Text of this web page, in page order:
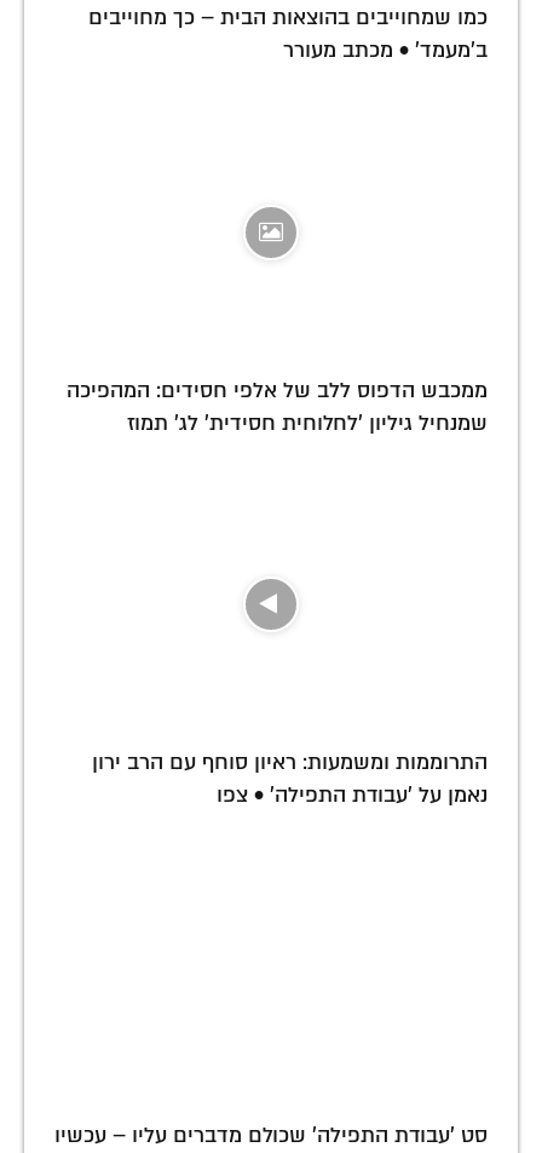
כמו שמחוייבים בהוצאות הבית – כך מחוייבים
ב'מעמד' • מכתב מעורר
ממכבש הדפוס ללב של אלפי חסידים: המהפיכה
שמנחיל גיליון 'לחלוחית חסידית' לג' תמוז
התרוממות ומשמעות: ראיון סוחף עם הרב ירון
נאמן על 'עבודת התפילה' • צפו
סט 'עבודת התפילה' שכולם מדברים עליו – עכשיו